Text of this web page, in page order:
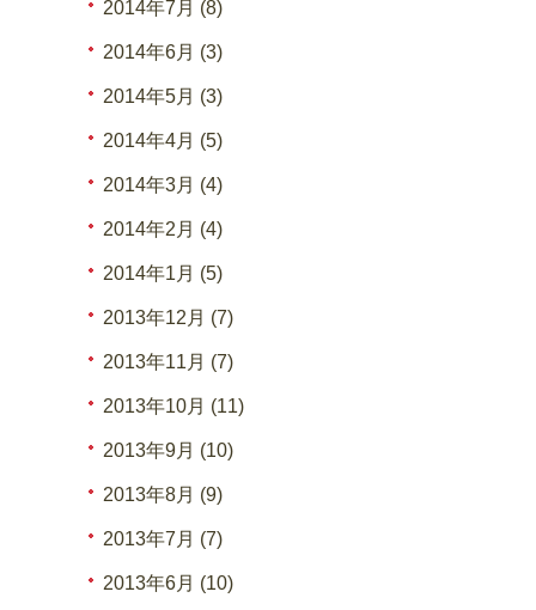
2014年7月 (8)
2014年6月 (3)
2014年5月 (3)
2014年4月 (5)
2014年3月 (4)
2014年2月 (4)
2014年1月 (5)
2013年12月 (7)
2013年11月 (7)
2013年10月 (11)
2013年9月 (10)
2013年8月 (9)
2013年7月 (7)
2013年6月 (10)